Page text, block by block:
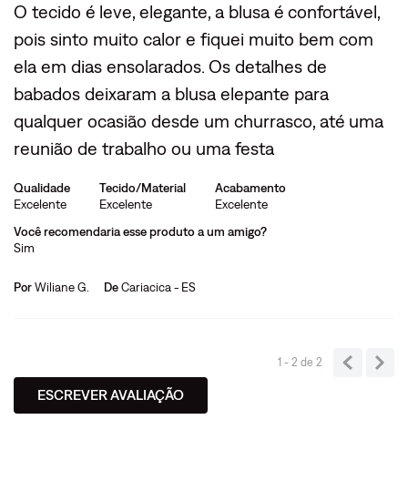
O tecido é leve, elegante, a blusa é confortável,
pois sinto muito calor e fiquei muito bem com
ela em dias ensolarados. Os detalhes de
babados deixaram a blusa elepante para
qualquer ocasião desde um churrasco, até uma
reunião de trabalho ou uma festa
Qualidade
Excelente
Tecido/Material
Excelente
Acabamento
Excelente
Você recomendaria esse produto a um amigo?
Sim
PorWiliane G. DeCariacica - ES
1 - 2de 2
ESCREVER AVALIAÇÃO